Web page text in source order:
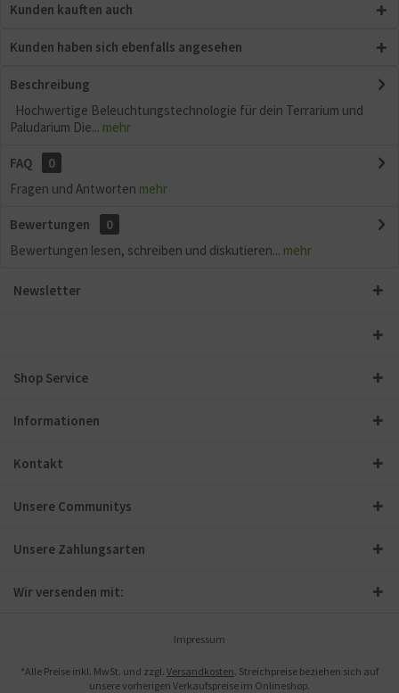
Kunden kauften auch
Kunden haben sich ebenfalls angesehen
Beschreibung
Hochwertige Beleuchtungstechnologie für dein Terrarium und
Paludarium Die... mehr
FAQ
0
Fragen und Antworten mehr
Bewertungen
0
Bewertungen lesen, schreiben und diskutieren... mehr
Newsletter
Shop Service
Informationen
Kontakt
Unsere Communitys
Unsere Zahlungsarten
Wir versenden mit:
Impressum
*Alle Preise inkl. MwSt. und zzgl. Versandkosten. Streichpreise beziehen sich auf
unsere vorherigen Verkaufspreise im Onlineshop.